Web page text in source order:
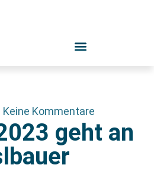
Keine Kommentare
geht an